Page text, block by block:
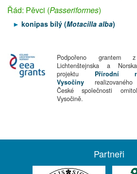
Řád: Pěvci (Passeriformes)
konipas bílý (Motacilla alba)
Podpořeno grantem
Lichtenštejnska a
projektu Přírodní
Vysočiny realizovaného
České společnosti
Vysočině.
Partneři